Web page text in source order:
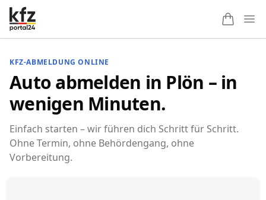
KFZ-ABMELDUNG ONLINE
Auto abmelden in Plön – in
wenigen Minuten.
Einfach starten – wir führen dich Schritt für Schritt.
Ohne Termin, ohne Behördengang, ohne
Vorbereitung.